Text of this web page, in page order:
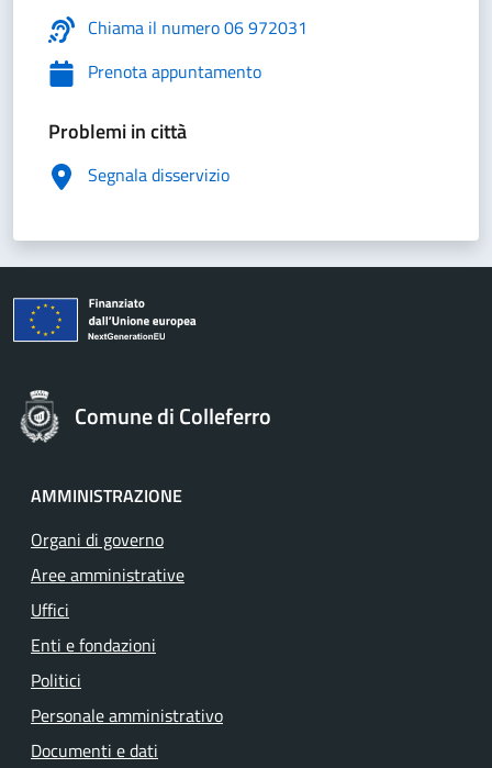
Chiama il numero 06 972031
Prenota appuntamento
Problemi in città
Segnala disservizio
Comune di Colleferro
AMMINISTRAZIONE
Organi di governo
Aree amministrative
Uffici
Enti e fondazioni
Politici
Personale amministrativo
Documenti e dati